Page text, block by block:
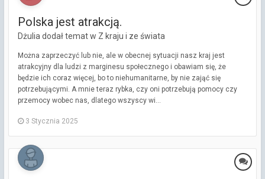
Polska jest atrakcją.
Dżulia dodał temat w Z kraju i ze świata
Można zaprzeczyć lub nie, ale w obecnej sytuacji nasz kraj jest
atrakcyjny dla ludzi z marginesu społecznego i obawiam się, że
będzie ich coraz więcej, bo to niehumanitarne, by nie zająć się
potrzebującymi. A mnie teraz rybka, czy oni potrzebują pomocy czy
przemocy wobec nas, dlatego wszyscy wi...
3 Stycznia 2025